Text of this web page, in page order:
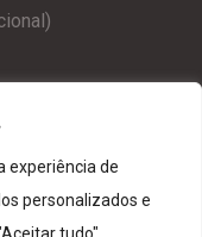
experiência de
personalizados e